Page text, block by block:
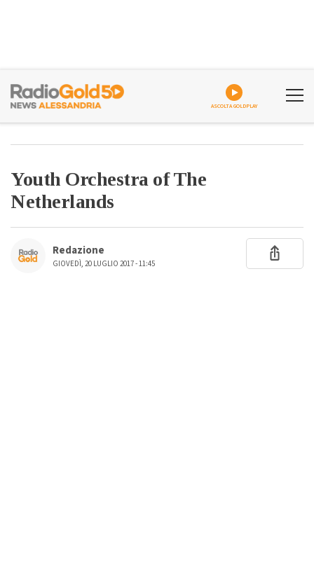
ASCOLTA GOLDPLAY
Youth Orchestra of The
Netherlands
Redazione
GIOVEDÌ, 20 LUGLIO 2017 - 11:45